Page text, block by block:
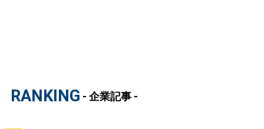
RANKING - 企業記事 -